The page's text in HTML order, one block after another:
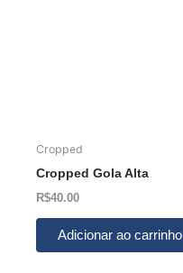
Cropped
Cropped Gola Alta
R$40.00
Adicionar ao carrinho